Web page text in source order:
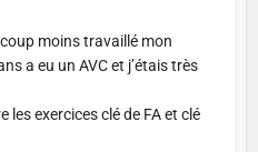
moins travaillé mon
a eu un AVC et j’étais très
les exercices clé de FA et clé